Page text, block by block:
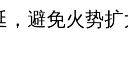
，避免火势